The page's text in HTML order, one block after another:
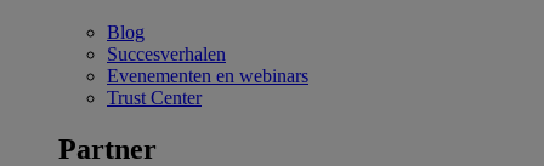
Blog
Succesverhalen
Evenementen en webinars
Trust Center
Partner